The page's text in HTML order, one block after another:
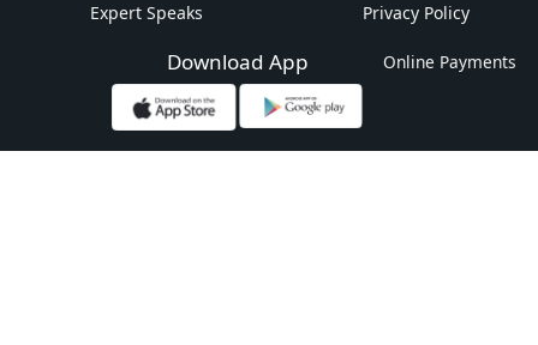
Expert Speaks
Privacy Policy
Download App Online Payments